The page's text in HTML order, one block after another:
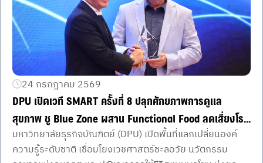
24 กรกฎาคม 2569
DPU เปิดเวที SMART ครั้งที่ 8 ปลุกศักยภาพการดูแล
สุขภาพ ชู Blue Zone ผสาน Functional Food ลดเสี่ยงโรค
เรื้อรัง สร้างชีวิตยืนยาวอย่างมีคุณภาพ
มหาวิทยาลัยธุรกิจบัณฑิตย์ (DPU) เปิดพื้นที่แลกเปลี่ยนองค์
ความรู้ระดับชาติ เชื่อมโยงเวชศาสตร์ชะลอวัย นวัตกรรม